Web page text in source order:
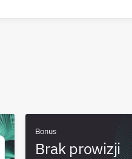
Bonus
Brak prowizji